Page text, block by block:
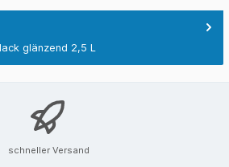
glänzend 2,5 L
schneller Versand